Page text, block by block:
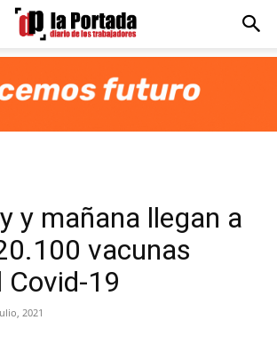
y mañana llegan a
vacunas
Covid-19
2021